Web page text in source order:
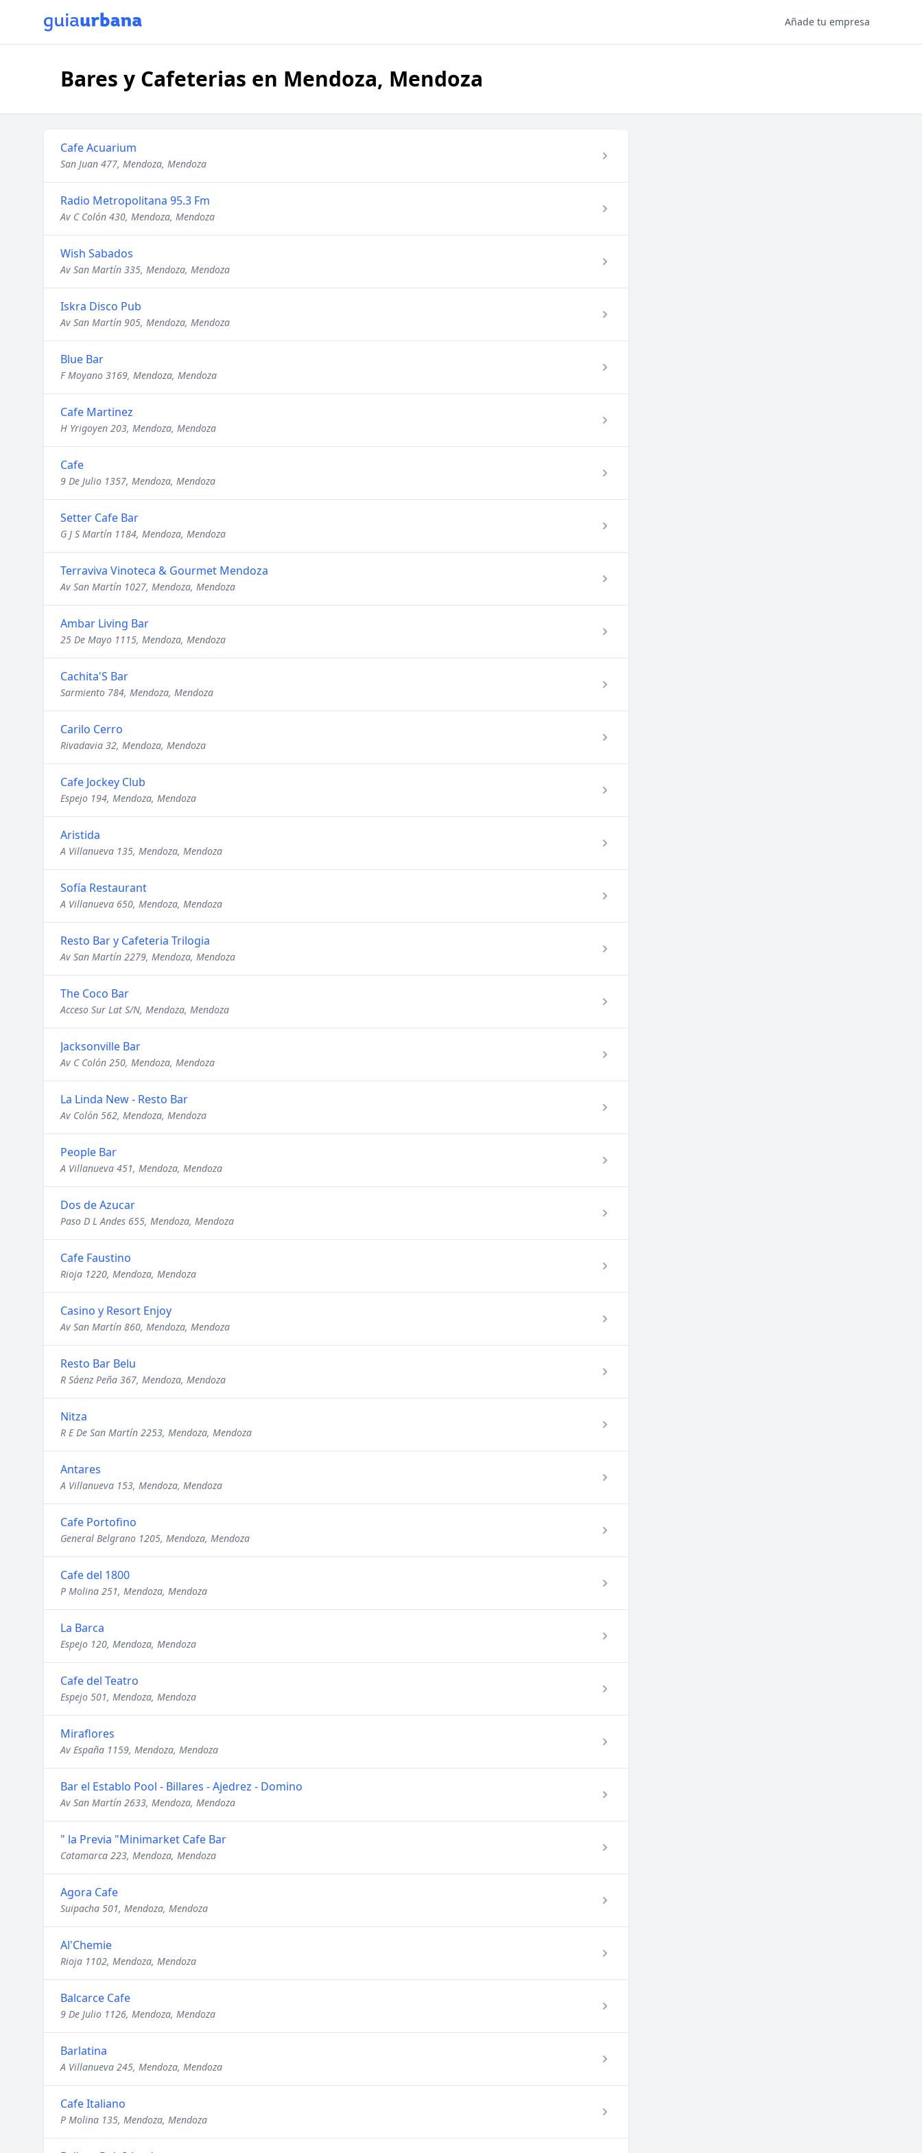
Añade tu empresa
Bares y Cafeterias en Mendoza, Mendoza
Cafe Acuarium
San Juan 477, Mendoza, Mendoza
Radio Metropolitana 95.3 Fm
Av C Colón 430, Mendoza, Mendoza
Wish Sabados
Av San Martín 335, Mendoza, Mendoza
Iskra Disco Pub
Av San Martín 905, Mendoza, Mendoza
Blue Bar
F Moyano 3169, Mendoza, Mendoza
Cafe Martinez
H Yrigoyen 203, Mendoza, Mendoza
Cafe
9 De Julio 1357, Mendoza, Mendoza
Setter Cafe Bar
G J S Martín 1184, Mendoza, Mendoza
Terraviva Vinoteca & Gourmet Mendoza
Av San Martín 1027, Mendoza, Mendoza
Ambar Living Bar
25 De Mayo 1115, Mendoza, Mendoza
Cachita'S Bar
Sarmiento 784, Mendoza, Mendoza
Carilo Cerro
Rivadavia 32, Mendoza, Mendoza
Cafe Jockey Club
Espejo 194, Mendoza, Mendoza
Aristida
A Villanueva 135, Mendoza, Mendoza
Sofía Restaurant
A Villanueva 650, Mendoza, Mendoza
Resto Bar y Cafeteria Trilogia
Av San Martín 2279, Mendoza, Mendoza
The Coco Bar
Acceso Sur Lat S/N, Mendoza, Mendoza
Jacksonville Bar
Av C Colón 250, Mendoza, Mendoza
La Linda New - Resto Bar
Av Colón 562, Mendoza, Mendoza
People Bar
A Villanueva 451, Mendoza, Mendoza
Dos de Azucar
Paso D L Andes 655, Mendoza, Mendoza
Cafe Faustino
Rioja 1220, Mendoza, Mendoza
Casino y Resort Enjoy
Av San Martín 860, Mendoza, Mendoza
Resto Bar Belu
R Sáenz Peña 367, Mendoza, Mendoza
Nitza
R E De San Martín 2253, Mendoza, Mendoza
Antares
A Villanueva 153, Mendoza, Mendoza
Cafe Portofino
General Belgrano 1205, Mendoza, Mendoza
Cafe del 1800
P Molina 251, Mendoza, Mendoza
La Barca
Espejo 120, Mendoza, Mendoza
Cafe del Teatro
Espejo 501, Mendoza, Mendoza
Miraflores
Av España 1159, Mendoza, Mendoza
Bar el Establo Pool - Billares - Ajedrez - Domino
Av San Martín 2633, Mendoza, Mendoza
" la Previa "Minimarket Cafe Bar
Catamarca 223, Mendoza, Mendoza
Agora Cafe
Suipacha 501, Mendoza, Mendoza
Al'Chemie
Rioja 1102, Mendoza, Mendoza
Balcarce Cafe
9 De Julio 1126, Mendoza, Mendoza
Barlatina
A Villanueva 245, Mendoza, Mendoza
Cafe Italiano
P Molina 135, Mendoza, Mendoza